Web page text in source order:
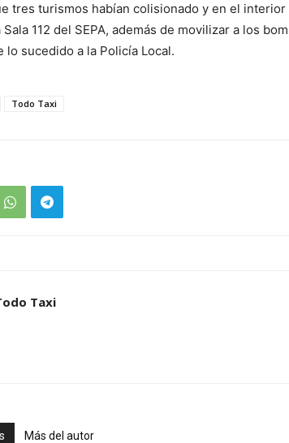
tres turismos habían colisionado y en el
112 del SEPA, además de movilizar a los
lo sucedido a la Policía Local.
Todo Taxi
Taxi
Más del autor